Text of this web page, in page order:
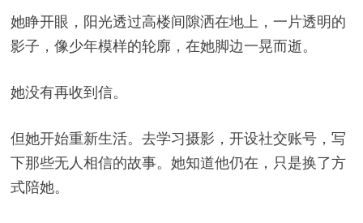
她睁开眼，阳光透过高楼间隙洒在地上，一片透明的
影子，像少年模样的轮廓，在她脚边一晃而逝。
她没有再收到信。
但她开始重新生活。去学习摄影，开设社交账号，写
下那些无人相信的故事。她知道他仍在，只是换了方
式陪她。